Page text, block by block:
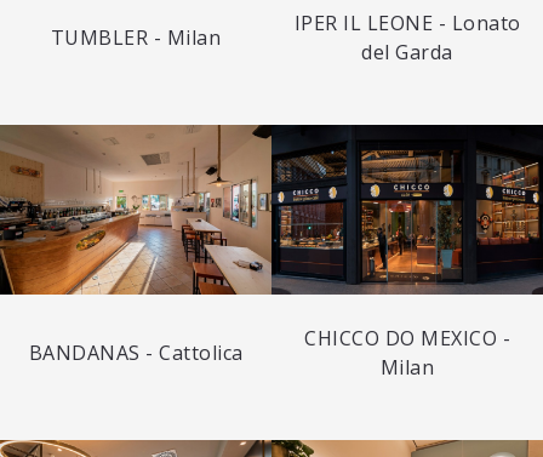
TUMBLER - Milan
IPER IL LEONE - Lonato
del Garda
BANDANAS - Cattolica
CHICCO DO MEXICO -
Milan